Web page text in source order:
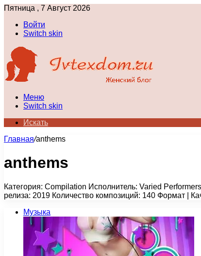
Пятница , 7 Август 2026
Войти
Switch skin
Меню
Switch skin
Искать
Главная/anthems
anthems
Категория: Compilation Исполнитель: Varied
релиза: 2019 Количество композиций: 140 Формат |
Музыка